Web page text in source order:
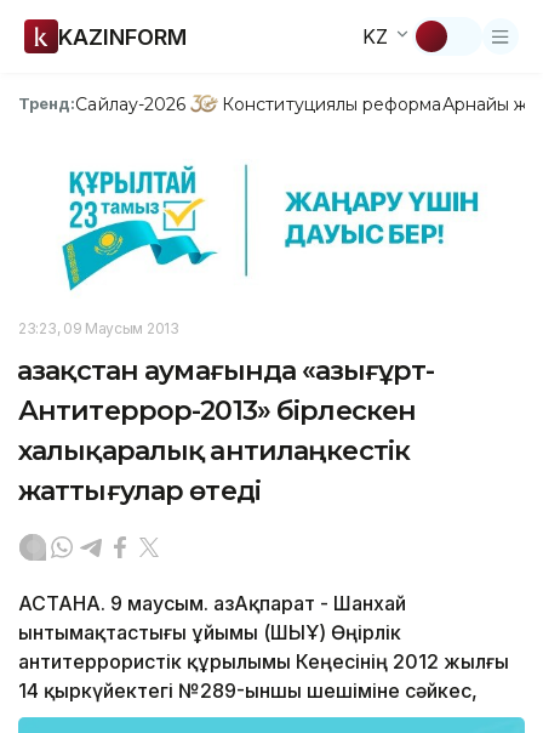
KAZINFORM KZ
Тренд:Сайлау-2026 Конституциялық реформаАрнайы
23:23, 09 Маусым 2013
Қазақстан аумағында «Қазығұрт-
Антитеррор-2013» бірлескен
халықаралық антилаңкестік
жаттығулар өтеді
АСТАНА. 9 маусым. ҚазАқпарат - Шанхай
ынтымақтастығы ұйымы (ШЫҰ) Өңірлік
антитеррористік құрылымы Кеңесінің 2012 жылғы
14 қыркүйектегі №289-ыншы шешіміне сәйкес,